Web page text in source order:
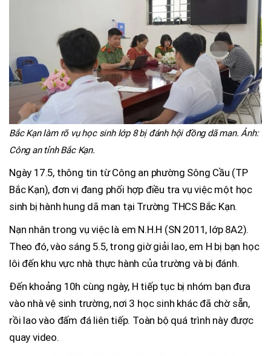
Bắc Kạn làm rõ vụ học sinh lớp 8 bị đánh hội đồng dã man. Ảnh:
Công an tỉnh Bắc Kạn.
Ngày 17.5, thông tin từ Công an phường Sông Cầu (TP
Bắc Kạn), đơn vị đang phối hợp điều tra vụ việc một học
sinh bị hành hung dã man tại Trường THCS Bắc Kạn.
Nạn nhân trong vụ việc là em N.H.H (SN 2011, lớp 8A2).
Theo đó, vào sáng 5.5, trong giờ giải lao, em H bị bạn học
lôi đến khu vực nhà thực hành của trường và bị đánh.
Đến khoảng 10h cùng ngày, H tiếp tục bị nhóm bạn đưa
vào nhà vệ sinh trường, nơi 3 học sinh khác đã chờ sẵn,
rồi lao vào đấm đá liên tiếp. Toàn bộ quá trình này được
quay video.